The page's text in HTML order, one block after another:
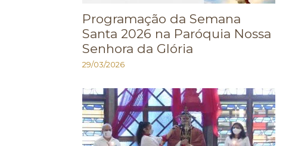
Programação da Semana
Santa 2026 na Paróquia Nossa
Senhora da Glória
29/03/2026